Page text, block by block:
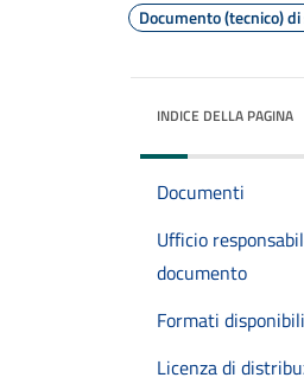
Documento (tecnico)
INDICE DELLA PAGINA
Documenti
Ufficio
documento
Formati disponibili
Licenza di